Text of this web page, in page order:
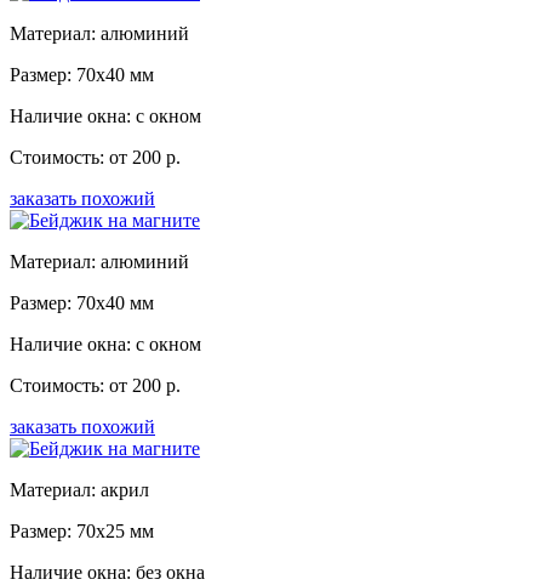
Материал: алюминий
Размер: 70x40 мм
Наличие окна: с окном
Стоимость: от 200 р.
заказать похожий
Материал: алюминий
Размер: 70x40 мм
Наличие окна: с окном
Стоимость: от 200 р.
заказать похожий
Материал: акрил
Размер: 70x25 мм
Наличие окна: без окна